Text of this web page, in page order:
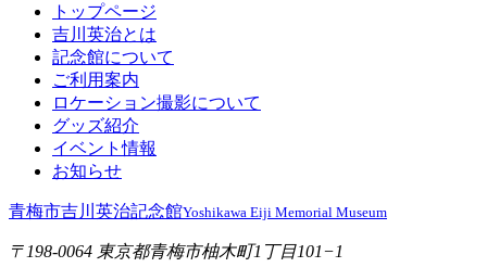
トップページ
吉川英治とは
記念館について
ご利用案内
ロケーション撮影について
グッズ紹介
イベント情報
お知らせ
青梅市吉川英治記念館Yoshikawa Eiji Memorial Museum
〒198-0064 東京都青梅市柚木町1丁目101−1